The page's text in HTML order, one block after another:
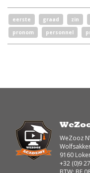
eerste graad zin
pronom
personnel
WeZooz
9160
+32 (0)9